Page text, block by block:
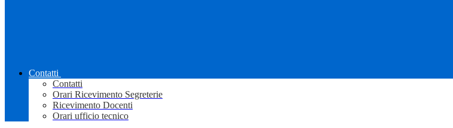
Contatti
Contatti
Orari Ricevimento Segreterie
Ricevimento Docenti
Orari ufficio tecnico